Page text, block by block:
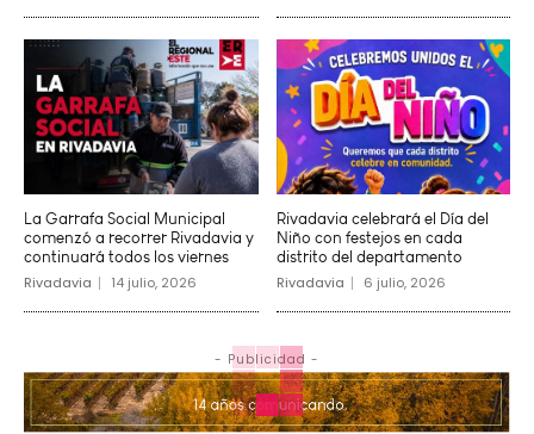
La Garrafa Social Municipal
comenzó a recorrer Rivadavia y
continuará todos los viernes
Rivadavia 14 julio, 2026
Rivadavia celebrará el Día del
Niño con festejos en cada
distrito del departamento
Rivadavia 6 julio, 2026
- Publicidad -